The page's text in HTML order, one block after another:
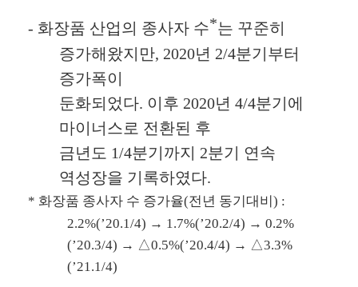
- 화장품 산업의 종사자 수*는 꾸준히
증가해왔지만, 2020년 2/4분기부터
증가폭이
둔화되었다. 이후 2020년 4/4분기에
마이너스로 전환된 후
금년도 1/4분기까지 2분기 연속
역성장을 기록하였다.
* 화장품 종사자 수 증가율(전년 동기대비) :
2.2%(’20.1/4) → 1.7%(’20.2/4) → 0.2%
(’20.3/4) → △0.5%(’20.4/4) → △3.3%
(’21.1/4)